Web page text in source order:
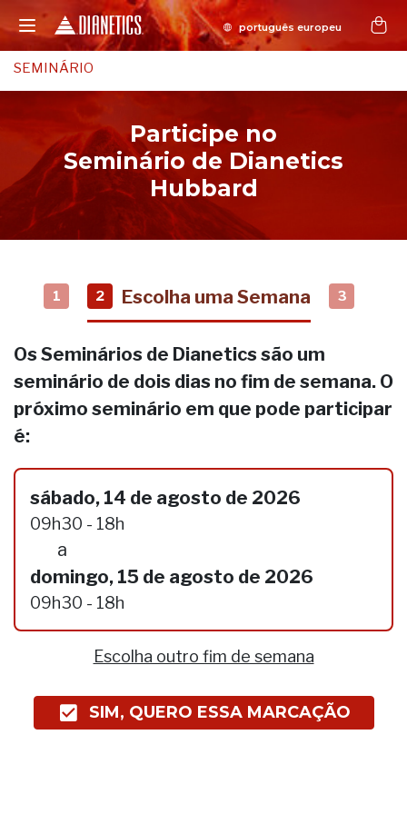
SEMINÁRIO
Participe no
Seminário de Dianetics
Hubbard
1 2 Escolha uma Semana 3
Os Seminários de Dianetics são um
seminário de dois dias no fim de semana. O
próximo seminário em que pode participar
é:
sábado, 14 de agosto de 2026
09h30 - 18h
a
domingo, 15 de agosto de 2026
09h30 - 18h
Escolha outro fim de semana
SIM, QUERO ESSA MARCAÇÃO